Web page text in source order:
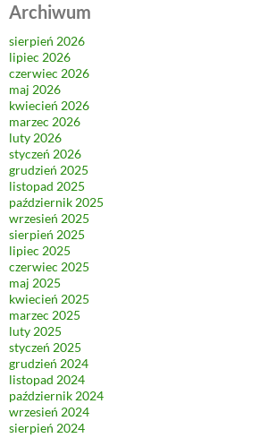
Archiwum
sierpień 2026
lipiec 2026
czerwiec 2026
maj 2026
kwiecień 2026
marzec 2026
luty 2026
styczeń 2026
grudzień 2025
listopad 2025
październik 2025
wrzesień 2025
sierpień 2025
lipiec 2025
czerwiec 2025
maj 2025
kwiecień 2025
marzec 2025
luty 2025
styczeń 2025
grudzień 2024
listopad 2024
październik 2024
wrzesień 2024
sierpień 2024